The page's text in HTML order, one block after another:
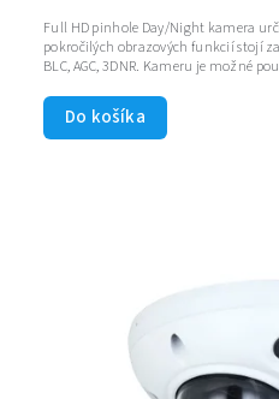
Do košíka
Full HD pinhole Day/Night kamera
pokročilých obrazových funkcií stojí
BLC, AGC, 3DNR. Kameru je možné